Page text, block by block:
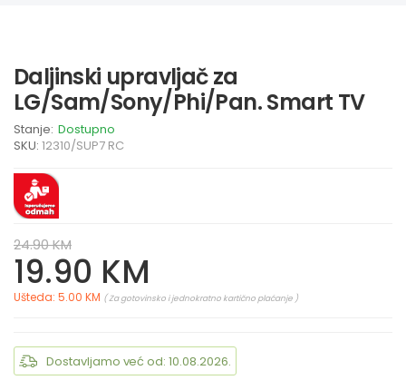
Daljinski upravljač za
LG/Sam/Sony/Phi/Pan. Smart TV
Stanje: Dostupno
SKU: 12310/SUP7 RC
24.90 KM
19.90 KM
Ušteda: 5.00 KM ( Za gotovinsko i jednokratno kartično plaćanje )
Dostavljamo već od: 10.08.2026.